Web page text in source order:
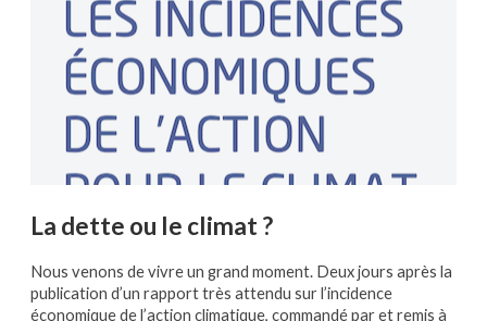
La dette ou le climat ?
Nous venons de vivre un grand moment. Deux jours après la
publication d’un rapport très attendu sur l’incidence
économique de l’action climatique, commandé par et remis à